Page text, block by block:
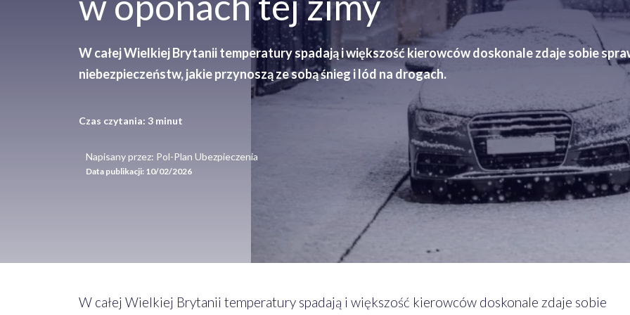
W całej Wielkiej Brytanii temperatury spadają i większość kierowców doskonale zdaje sobie
niebezpieczeństw, jakie przynoszą ze sobą śnieg i lód na drogach.
Czas czytania: 3 minut
Napisany przez: Pol-Plan Ubezpieczenia
Data publikacji: 10/02/2026
W całej Wielkiej Brytanii temperatury spadają i większość kierowców doskonale zdaje sobie